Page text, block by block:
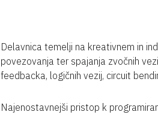
Delavnica temelji na kreativnem in
povezovanja ter spajanja zvočnih
feedbacka, logičnih vezij, circuit
Najenostavnejši pristop k